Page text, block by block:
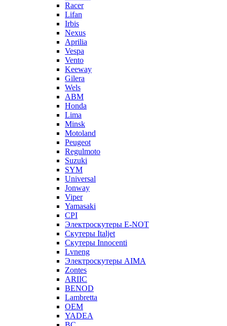
Racer
Lifan
Irbis
Nexus
Aprilia
Vespa
Vento
Keeway
Gilera
Wels
ABM
Honda
Lima
Minsk
Motoland
Peugeot
Regulmoto
Suzuki
SYM
Universal
Jonway
Viper
Yamasaki
CPI
Электроскутеры E-NOT
Скутеры Italjet
Скутеры Innocenti
Lvneng
Электроскутеры AIMA
Zontes
ARIIC
BENOD
Lambretta
OEM
YADEA